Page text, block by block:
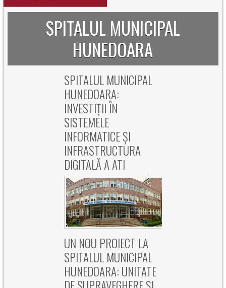
SPITALUL MUNICIPAL
HUNEDOARA
SPITALUL MUNICIPAL
HUNEDOARA:
INVESTIȚII ÎN
SISTEMELE
INFORMATICE ȘI
INFRASTRUCTURA
DIGITALĂ A ATI
UN NOU PROIECT LA
SPITALUL MUNICIPAL
HUNEDOARA: UNITATE